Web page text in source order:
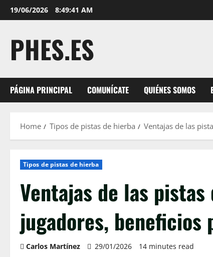
Skip
to
19/06/2026 8:49:43 AM
PHES.ES
PÁGINA PRINCIPAL COMUNÍCATE QUIÉNES SOMOS
Home Tipos de pistas de hierba Ventajas de las
Tipos de pistas de hierba
Ventajas de las
jugadores,
Carlos Martínez 29/01/2026 14 minutes read